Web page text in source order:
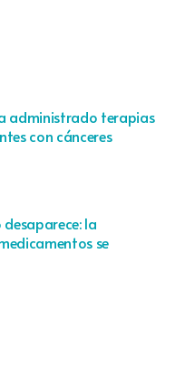
administrado terapias
con cánceres
la
se